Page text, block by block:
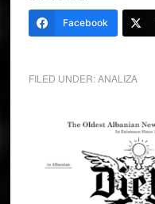
Facebook
FILED UNDER:ANALIZA